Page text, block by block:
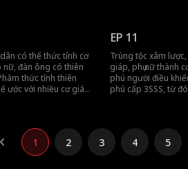
có thể thức tỉnh cơ
nữ, đàn ông có thiên
thức tỉnh thiên
ước với nhiều cơ giáp
EP 11
Trùng tộc xâm
giáp, phụ nữ thành
phú người điều
phú cấp 3SSS, từ
1 2 3 4 5